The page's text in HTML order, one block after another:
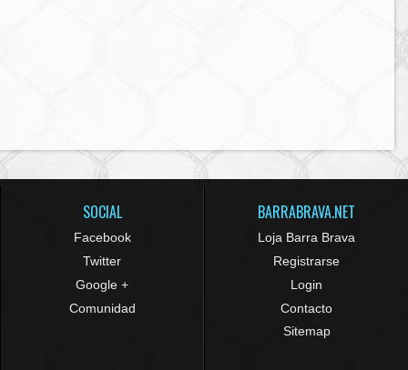
SOCIAL
Facebook
Twitter
Google +
Comunidad
BARRABRAVA.NET
Loja Barra Brava
Registrarse
Login
Contacto
Sitemap